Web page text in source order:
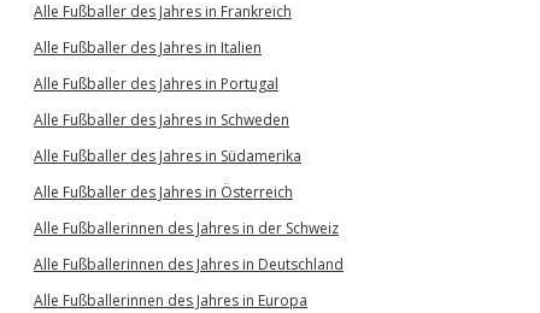
Alle Fußballer des Jahres in Frankreich
Alle Fußballer des Jahres in Italien
Alle Fußballer des Jahres in Portugal
Alle Fußballer des Jahres in Schweden
Alle Fußballer des Jahres in Südamerika
Alle Fußballer des Jahres in Österreich
Alle Fußballerinnen des Jahres in der Schweiz
Alle Fußballerinnen des Jahres in Deutschland
Alle Fußballerinnen des Jahres in Europa